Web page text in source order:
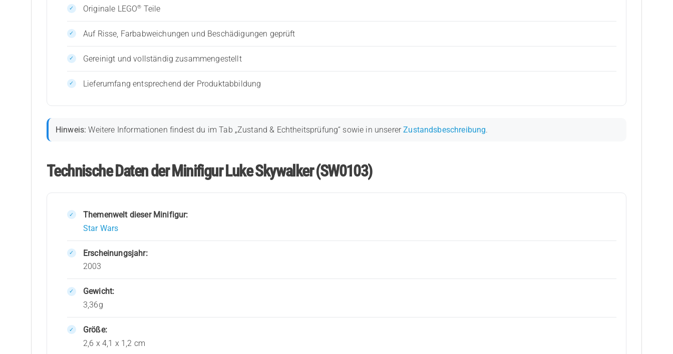
Originale LEGO® Teile
Auf Risse, Farbabweichungen und Beschädigungen geprüft
Gereinigt und vollständig zusammengestellt
Lieferumfang entsprechend der Produktabbildung
Hinweis: Weitere Informationen findest du im Tab „Zustand & Echtheitsprüfung“ sowie in unsererZustandsbeschreibung.
Technische Daten der Minifigur Luke Skywalker (SW0103)
Themenwelt dieser Minifigur:
Star Wars
Erscheinungsjahr:
2003
Gewicht:
3,36g
Größe:
2,6 x 4,1 x 1,2 cm